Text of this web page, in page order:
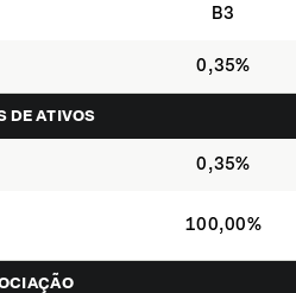
B3
0,35%
DE ATIVOS
0,35%
100,00%